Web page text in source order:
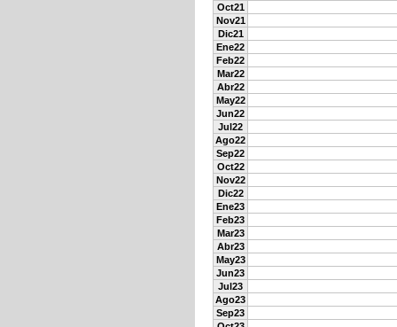
Oct21
Nov21
Dic21
Ene22
Feb22
Mar22
Abr22
May22
Jun22
Jul22
Ago22
Sep22
Oct22
Nov22
Dic22
Ene23
Feb23
Mar23
Abr23
May23
Jun23
Jul23
Ago23
Sep23